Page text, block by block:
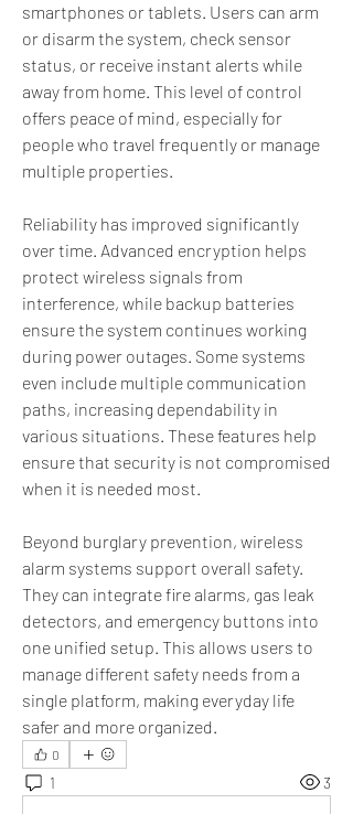
smartphones or tablets. Users can arm
or disarm the system, check sensor
status, or receive instant alerts while
away from home. This level of control
offers peace of mind, especially for
people who travel frequently or manage
multiple properties.
Reliability has improved significantly
over time. Advanced encryption helps
protect wireless signals from
interference, while backup batteries
ensure the system continues working
during power outages. Some systems
even include multiple communication
paths, increasing dependability in
various situations. These features help
ensure that security is not compromised
when it is needed most.
Beyond burglary prevention, wireless
alarm systems support overall safety.
They can integrate fire alarms, gas leak
detectors, and emergency buttons into
one unified setup. This allows users to
manage different safety needs from a
single platform, making everyday life
safer and more organized.
0
1 3